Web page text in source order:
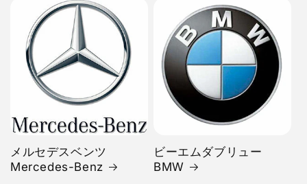
メルセデスベンツ
Mercedes-Benz
ビーエムダブリュー
BMW